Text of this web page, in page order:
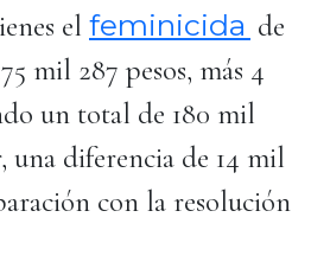
el feminicida de
mil 287 pesos, más 4
un total de 180 mil
una diferencia de 14 mil
con la resolución